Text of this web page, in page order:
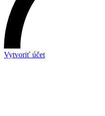
Vytvoriť účet